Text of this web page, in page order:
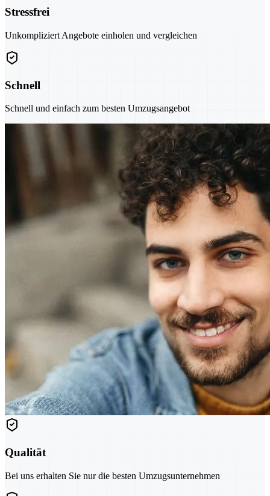
Stressfrei
Unkompliziert Angebote einholen und vergleichen
Schnell
Schnell und einfach zum besten Umzugsangebot
Qualität
Bei uns erhalten Sie nur die besten Umzugsunternehmen